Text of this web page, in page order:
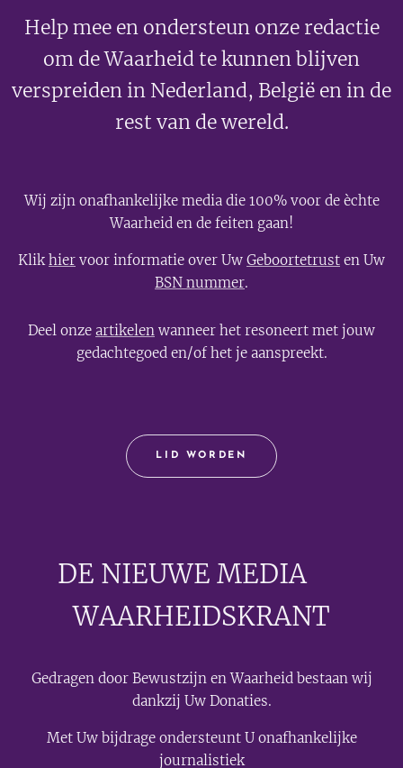
Help mee en ondersteun onze redactie
om de Waarheid te kunnen blijven
verspreiden in Nederland, België en in de
rest van de wereld.
Wij zijn onafhankelijke media die 100% voor de èchte
Waarheid en de feiten gaan!
Klikhier voor informatie over Uw Geboortetrust en Uw
BSN nummer.
Deel onze artikelen wanneer het resoneert met jouw
gedachtegoed en/of het je aanspreekt.
LID WORDEN
DE NIEUWE MEDIA🟣
WAARHEIDSKRANT
Gedragen door Bewustzijn en Waarheid bestaan wij
dankzij Uw Donaties.
Met Uw bijdrage ondersteunt U onafhankelijke
journalistiek